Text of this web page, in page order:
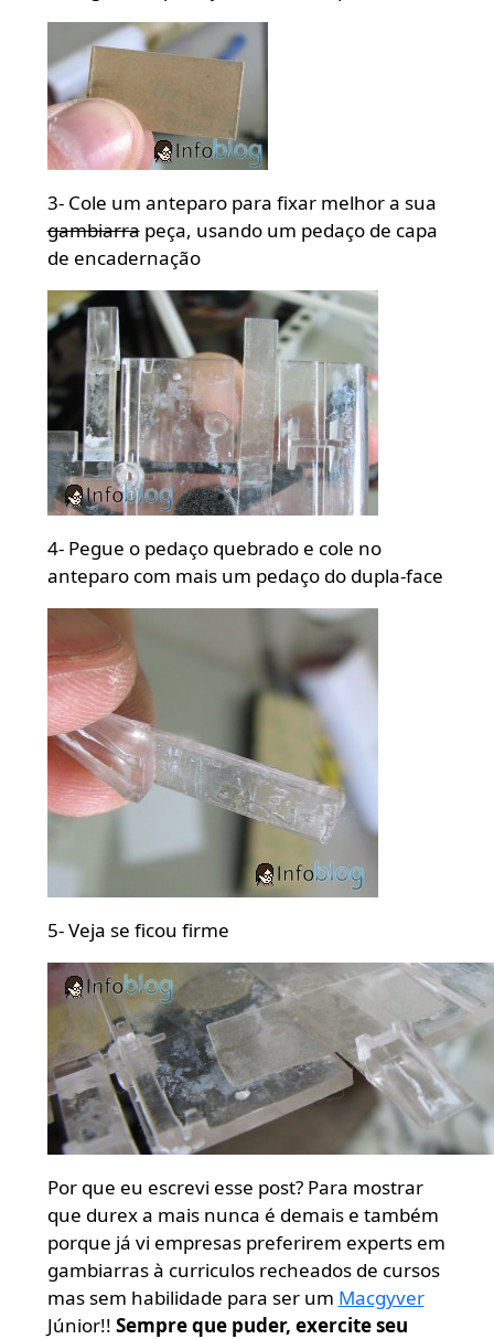
3- Cole um anteparo para fixar melhor a sua
gambiarrapeça, usando um pedaço de capa
de encadernação
4- Pegue o pedaço quebrado e cole no
anteparo com mais um pedaço do dupla-face
5- Veja se ficou firme
Por que eu escrevi esse post? Para mostrar
que durex a mais nunca é demais e também
porque já vi empresas preferirem experts em
gambiarras à curriculos recheados de cursos
mas sem habilidade para ser um Macgyver
Júnior!! Sempre que puder, exercite seu